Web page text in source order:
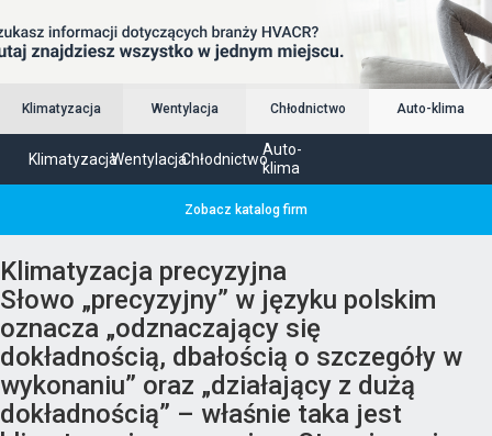
Klimatyzacja Wentylacja Chłodnictwo Auto-klima
KlimatyzacjaWentylacjaChłodnictwo
Auto-
klima
Zobacz katalog firm
Klimatyzacja precyzyjna
Słowo „precyzyjny” w języku polskim
oznacza „odznaczający się
dokładnością, dbałością o szczegóły w
wykonaniu” oraz „działający z dużą
dokładnością” – właśnie taka jest